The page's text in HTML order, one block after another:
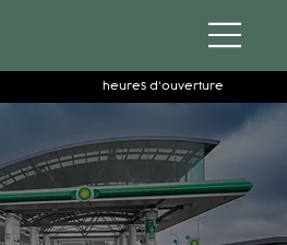
heures d'ouverture